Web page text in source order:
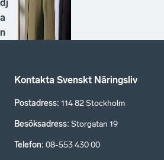
dj
a
n
Kontakta Svenskt Näringsliv
Postadress: 114 82 Stockholm
Besöksadress: Storgatan 19
Telefon: 08-553 430 00